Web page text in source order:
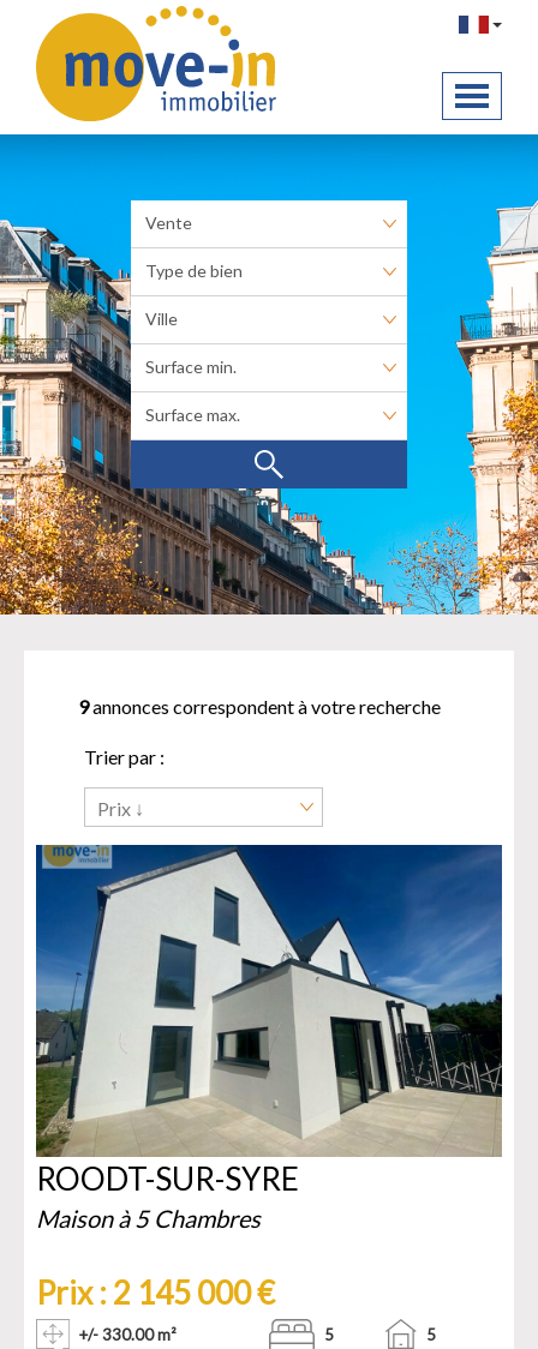
9annonces correspondent à votre recherche
Trier par :
Prix ↓
ROODT-SUR-SYRE
Maison à 5 Chambres
Prix : 2 145 000 €
+/- 330.00 m² 5 5